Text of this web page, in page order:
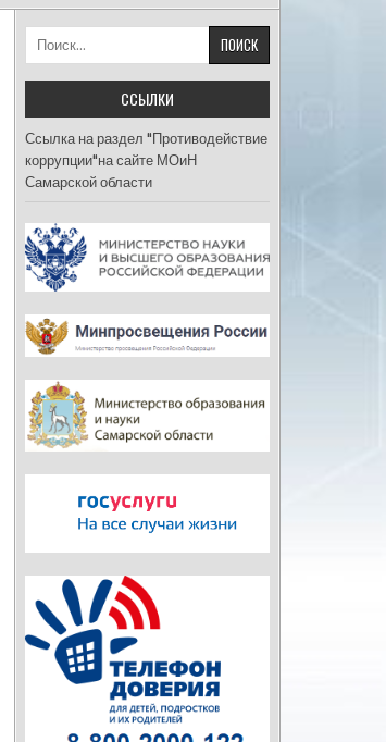
Найти:
ССЫЛКИ
Ссылка на раздел "Противодействие
коррупции"на сайте МОиН
Самарской области